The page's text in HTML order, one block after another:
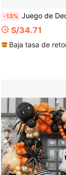
-13% Juego de Decoración de Cumpleaños con Tema de Música K-Pop de 120 Piezas – Incluye Kit de Arco/Guirnalda de Globos Púrpura, Rosa Fucsia
S/34.71
Baja tasa de